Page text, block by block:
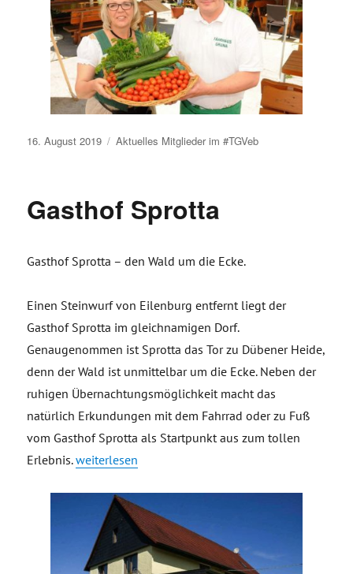
Veröffentlicht
16. August 2019 Aktuelles Mitglieder im #TGVeb
Gasthof Sprotta
Gasthof Sprotta – den Wald um die Ecke.
Einen Steinwurf von Eilenburg entfernt liegt der
Gasthof Sprotta im gleichnamigen Dorf.
Genaugenommen ist Sprotta das Tor zu Dübener Heide,
denn der Wald ist unmittelbar um die Ecke. Neben der
ruhigen Übernachtungsmöglichkeit macht das
natürlich Erkundungen mit dem Fahrrad oder zu Fuß
vom Gasthof Sprotta als Startpunkt aus zum tollen
Erlebnis.„Gasthof Sprotta“
weiterlesen